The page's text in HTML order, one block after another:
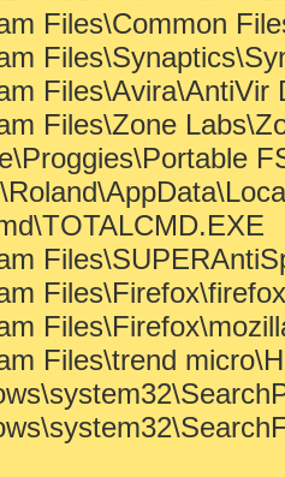
Files\Common
Files\Avira\AntiVir
Files\Zone
Files\trend